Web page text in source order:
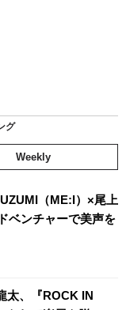
グ
Weekly
（ME:I）×尾上
ベンチャーで美声を
太、『ROCK IN